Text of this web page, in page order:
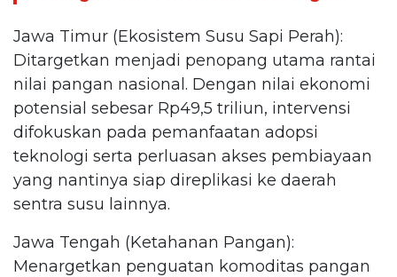
Jawa Timur (Ekosistem Susu Sapi Perah):
Ditargetkan menjadi penopang utama rantai
nilai pangan nasional. Dengan nilai ekonomi
potensial sebesar Rp49,5 triliun, intervensi
difokuskan pada pemanfaatan adopsi
teknologi serta perluasan akses pembiayaan
yang nantinya siap direplikasi ke daerah
sentra susu lainnya.
Jawa Tengah (Ketahanan Pangan):
Menargetkan penguatan komoditas pangan